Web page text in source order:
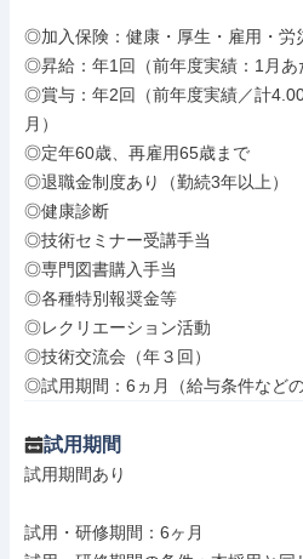
◎加入保険：健康・厚生・雇用・労
◎昇給：年1回（前年度実績：1月あ
◎賞与：年2回（前年度実績／計
月）
◎定年60歳、再雇用65歳まで
◎退職金制度あり（勤続3年以上）
◎健康診断
◎技術セミナー受講手当
◎専門図書購入手当
◎各種特別報奨金等
◎レクリエーション活動
◎技術交流会（年３回）
◎試用期間：6ヵ月（給与条件など
試用期間
試用期間あり
試用・研修期間：6ヶ月